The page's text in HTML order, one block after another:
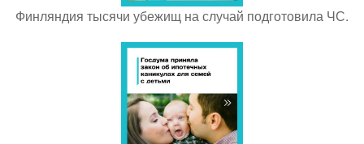
Финляндия тысячи убежищ на случай подготовила ЧС.